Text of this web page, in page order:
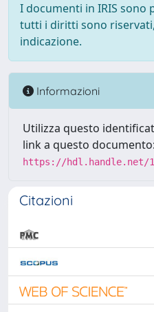
I documenti in IRIS
tutti i diritti sono
indicazione.
Informazioni
Utilizza questo
link a questo documento:
https://hdl.handle.net/
Citazioni